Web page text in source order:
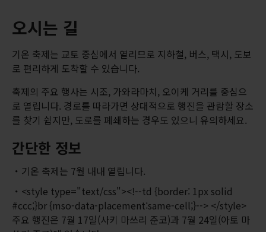
오시는 길
기온 축제는 교토 중심에서 열리므로 지하철, 버스, 택시, 도보
로 편리하게 도착할 수 있습니다.
축제의 주요 행사는 시조, 가와라마치, 오이케 거리를 중심으
로 열립니다. 경로를 따라가면 상대적으로 행진을 관람할 장소
를 찾기 쉽지만, 도로를 폐쇄하는 경우도 있으니 유의하세요.
간단한 정보
기온 축제는 7월 내내 열립니다.
<style type="text/css"><!--td {border: 1px solid
#ccc;}br {mso-data-placement:same-cell;}--> </style>
주요 행진은 7월 17일(사키 마쓰리 준코)과 7월 24일(아토 마